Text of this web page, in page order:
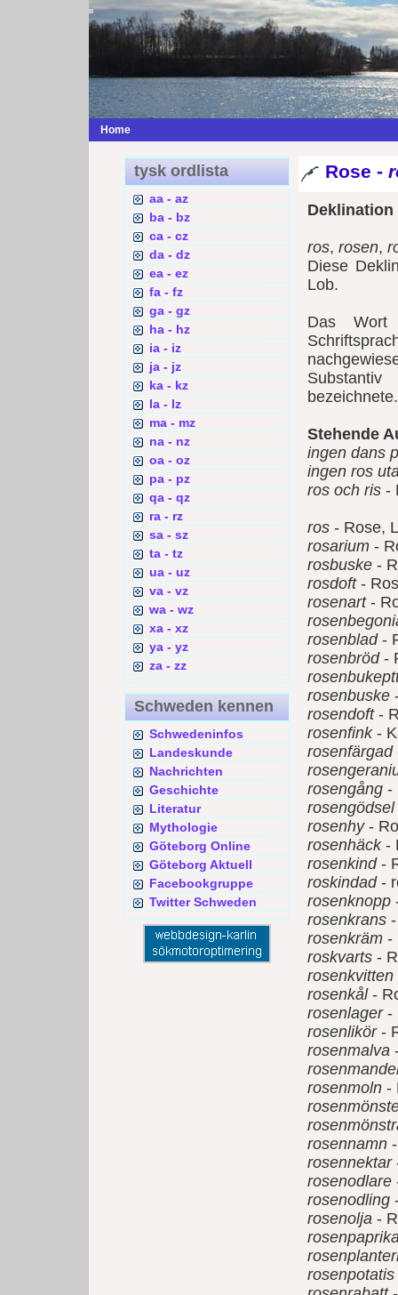
Home
tysk ordlista
aa - az
ba - bz
ca - cz
da - dz
ea - ez
fa - fz
ga - gz
ha - hz
ia - iz
ja - jz
ka - kz
la - lz
ma - mz
na - nz
oa - oz
pa - pz
qa - qz
ra - rz
sa - sz
ta - tz
ua - uz
va - vz
wa - wz
xa - xz
ya - yz
za - zz
Schweden kennen
Schwedeninfos
Landeskunde
Nachrichten
Geschichte
Literatur
Mythologie
Göteborg Online
Göteborg Aktuell
Facebookgruppe
Twitter Schweden
Rose -
ros, rosen,
Diese
Lob.
Das
Substantiv
bezeichnete.
Stehende
ingen dans
ingen ros
ros och ris -
ros - Rose,
rosarium -
rosbuske -
rosdoft-
rosenart-
rosenblad-
rosenbröd-
rosenbuske
rosendoft-
rosenfink-
rosenfärgad
rosengång -
rosengödsel
rosenhy-
rosenhäck-
rosenkind-
roskindad-
rosenknopp
rosenkrans
rosenkräm -
roskvarts -
rosenkvitten
rosenkål-
rosenlager-
rosenlikör-
rosenmalva
rosenmoln -
rosennamn
rosennektar
rosenodlare
rosenodling
rosenolja -
rosenpotatis